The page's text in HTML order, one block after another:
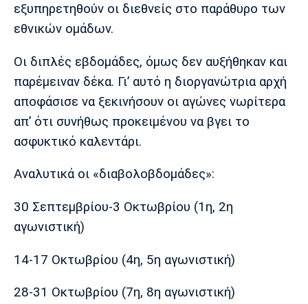
Μάντσεστερ
Γιουνάιτεντ
Λίβερπουλ
Μάντσεστερ
Γιουβέντους
Μίλαν Μπάγερν
Μπορούσια
Παρί Σεν
Μαρσέιγ
εξυπηρετηθούν οι διεθνείς στο παράθυρο των
εθνικών ομάδων.
Οι διπλές εβδομάδες, όμως δεν αυξήθηκαν και
παρέμειναν δέκα. Γι’ αυτό η διοργανώτρια αρχή
αποφάσισε να ξεκινήσουν οι αγώνες νωρίτερα
απ’ ότι συνήθως προκειμένου να βγει το
ασφυκτικό καλεντάρι.
Αναλυτικά οι «διαβολοβδομάδες»:
30 Σεπτεμβρίου-3 Οκτωβρίου (1η, 2η
αγωνιστική)
14-17 Οκτωβρίου (4η, 5η αγωνιστική)
28-31 Οκτωβρίου (7η, 8η αγωνιστική)